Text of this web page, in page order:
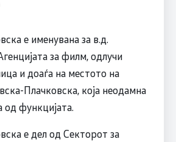
е именувана за в.д.
за филм, одлучи
и доаѓа на местото на
Плачковска, која неодамна
од функцијата.
е дел од Секторот за